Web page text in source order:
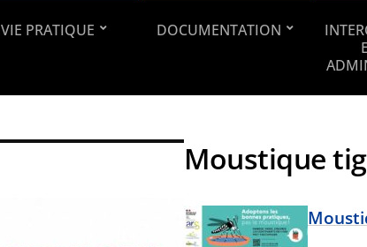
VIE PRATIQUE DOCUMENTATION
Moustique